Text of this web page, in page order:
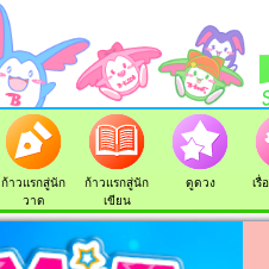
ก้าวแรกสู่นัก
วาด
ก้าวแรกสู่นัก
เขียน
ดูดวง เรื่